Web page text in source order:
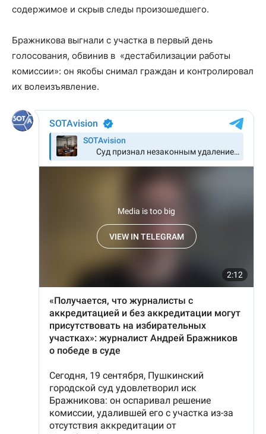
содержимое и скрыв следы произошедшего.
Бражникова выгнали с участка в первый день
голосования, обвинив в «дестабилизации работы
комиссии»: он якобы снимал граждан и контролировал
их волеизъявление.